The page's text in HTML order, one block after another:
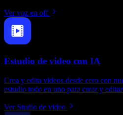
Ver voz en off
Estudio de video con IA
Crea y edita videos desde cero con
estudio todo en uno para crear y
Ver Studio de video